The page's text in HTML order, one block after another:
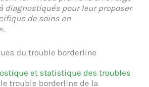
diagnostiqués pour leur proposer
de soins en
du trouble borderline
et statistique des troubles
trouble borderline de la